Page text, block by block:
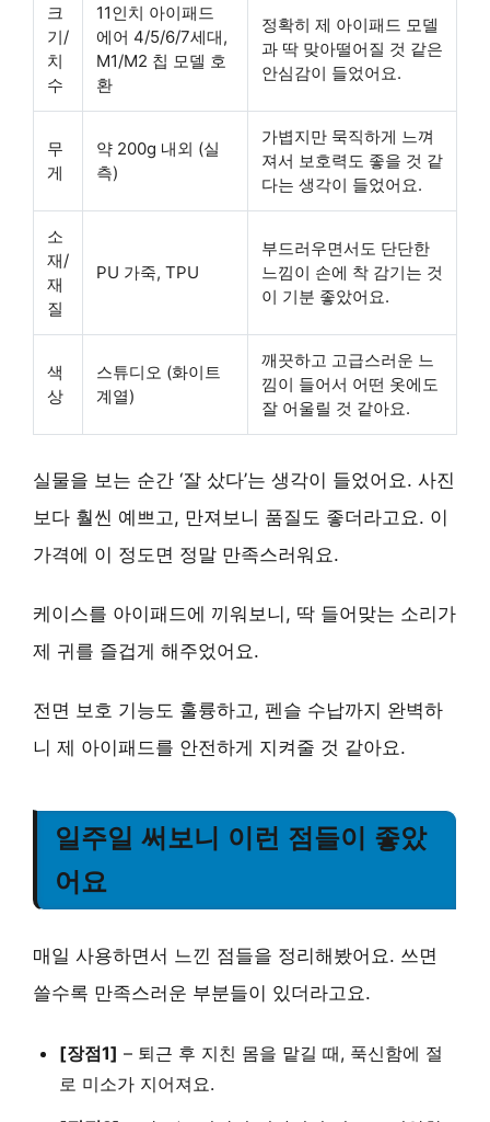
크
기/
치
수
11인치 아이패드
에어 4/5/6/7세대,
M1/M2 칩 모델 호
환
정확히 제 아이패드 모델
과 딱 맞아떨어질 것 같은
안심감이 들었어요.
무
게
약 200g 내외 (실
측)
가볍지만 묵직하게 느껴
져서 보호력도 좋을 것 같
다는 생각이 들었어요.
소
재/
재
질
PU 가죽, TPU
부드러우면서도 단단한
느낌이 손에 착 감기는 것
이 기분 좋았어요.
색
상
스튜디오 (화이트
계열)
깨끗하고 고급스러운 느
낌이 들어서 어떤 옷에도
잘 어울릴 것 같아요.
실물을 보는 순간 ‘잘 샀다’는 생각이 들었어요. 사진
보다 훨씬 예쁘고, 만져보니 품질도 좋더라고요. 이
가격에 이 정도면 정말 만족스러워요.
케이스를 아이패드에 끼워보니, 딱 들어맞는 소리가
제 귀를 즐겁게 해주었어요.
전면 보호 기능도 훌륭하고, 펜슬 수납까지 완벽하
니 제 아이패드를 안전하게 지켜줄 것 같아요.
일주일 써보니 이런 점들이 좋았
어요
매일 사용하면서 느낀 점들을 정리해봤어요. 쓰면
쓸수록 만족스러운 부분들이 있더라고요.
[장점1] – 퇴근 후 지친 몸을 맡길 때, 푹신함에 절
로 미소가 지어져요.